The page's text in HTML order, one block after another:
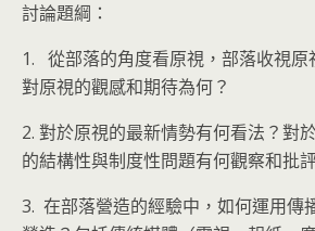
討論題綱：
1. 從部落的角度看原視，部落收視原
對原視的觀感和期待為何？
2. 對於原視的最新情勢有何看法？對
的結構性與制度性問題有何觀察和批
3. 在部落營造的經驗中，如何運用傳